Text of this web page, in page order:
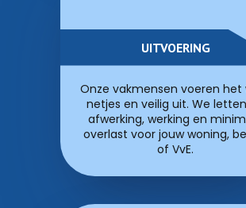
UITVOERING
Onze vakmensen voeren het
netjes en veilig uit. We
afwerking, werking en
overlast voor jouw woning,
of VvE.